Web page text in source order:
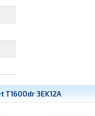
T1600dr 3EK12A